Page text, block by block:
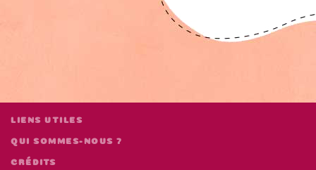
LIENS UTILES
QUI SOMMES-NOUS ?
CRÉDITS